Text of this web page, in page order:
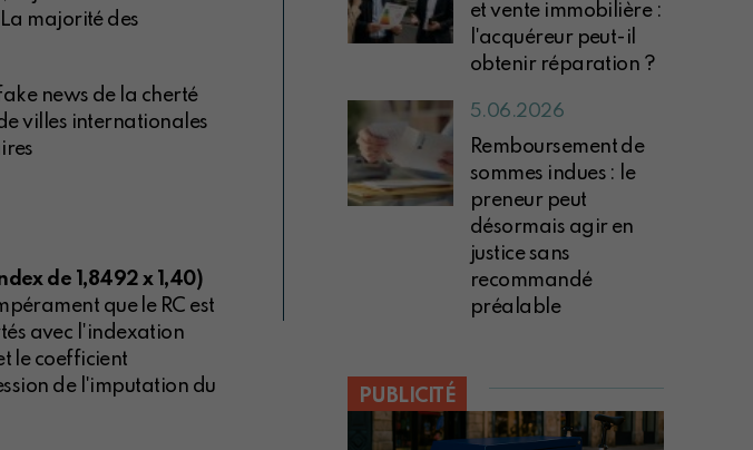
majorité des
news de la cherté
villes internationales
de 1,8492 x 1,40)
que le RC est
avec l'indexation
le coefficient
de l'imputation du
et vente immobilière :
l'acquéreur peut-il
obtenir réparation ?
5.06.2026
Remboursement de
sommes indues : le
preneur peut
désormais agir en
justice sans
recommandé
préalable